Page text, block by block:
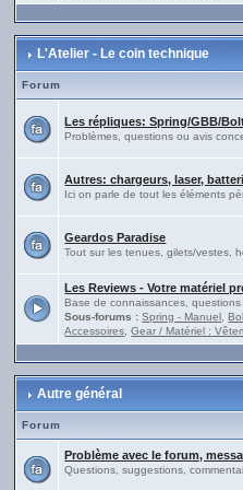
L'Atelier - Le coin technique
Forum
Les répliques: Spring/GBB/
Problèmes, questions ou avis
Autres: chargeurs, laser,
Ici on parle de tout les éléments
Geardos Paradise
Tout sur les tenues, gilets/vestes,
Les Reviews - Votre matériel
Base de connaissances,
Sous-forums : Spring - Manuel ,
Accessoires ,Gear / Matériel :
Autre général
Forum
Problème avec le forum,
Questions, suggestions,